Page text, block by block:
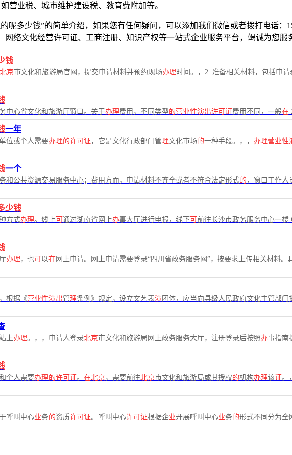
营业税、城市维护建设税、教育费附加等。
呢多少钱”的简单介绍，如果您有任何疑问，可以添加我们微信或者拨打电话：
络文化经营许可证、工商注册、知识产权等一站式企业服务平台，竭诚为您服
钱
北京市文化和旅游局官网，提交申请材料并预约现场办理 时间。，2. 准备相关材料，包括申请
中心省文化和旅游厅窗口。关于办理费用，不同类型的营业性演出许可证费用不同，一般在
一年
位或个人需要办理的许可证 ，它是文化行政部门管理文化市场的一种手段。，， 办理营业性
一个
和公共资源交易服务中心；费用方面，申请材料不齐全或者不符合法定形式的 ，窗口工作人
少钱
方式办理。线上 可 通过湖南省网上办事大厅进行申报，线下 可 前往长沙市政务服务中心一楼
办理 ，也可 以在 网上申请。网上申请需要登录“四川省政务服务网”，按要求上传相关材料。
根据《营业性演出管理条例》规定，设立文艺表演 团体，应当向县级人民政府文化主管部门
上办理。，，申请人登录北京市文化和旅游局网上政务服务大厅，注册登录后按照办事指南
个人需要办理的许可证。 在北京，需要前往北京市文化和旅游局或其授权的机构办理该证。
呼叫中心业务的资质许可证。呼叫中心许可证根据企业开展呼叫中心业务的形式不同分为全